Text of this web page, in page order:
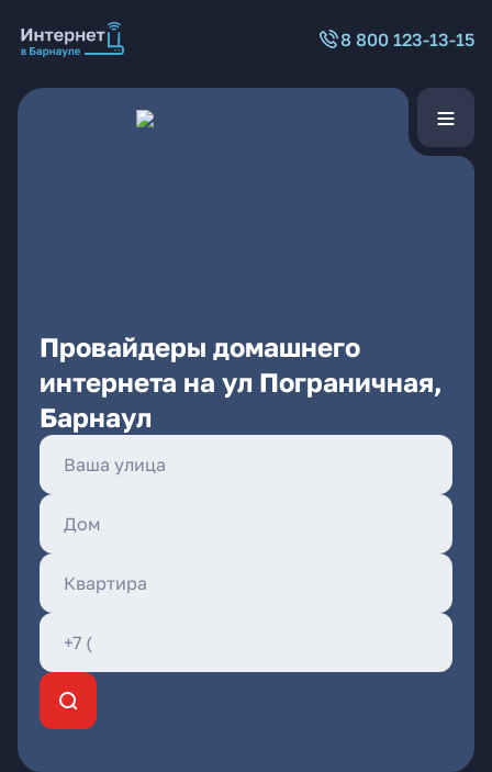
8 800 123-13-15
Провайдеры домашнего
интернета на ул Пограничная,
Барнаул